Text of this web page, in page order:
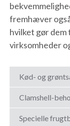
fremhæver
hvilket gør
virksomheder
Kød- og
Clamshell-
Specielle